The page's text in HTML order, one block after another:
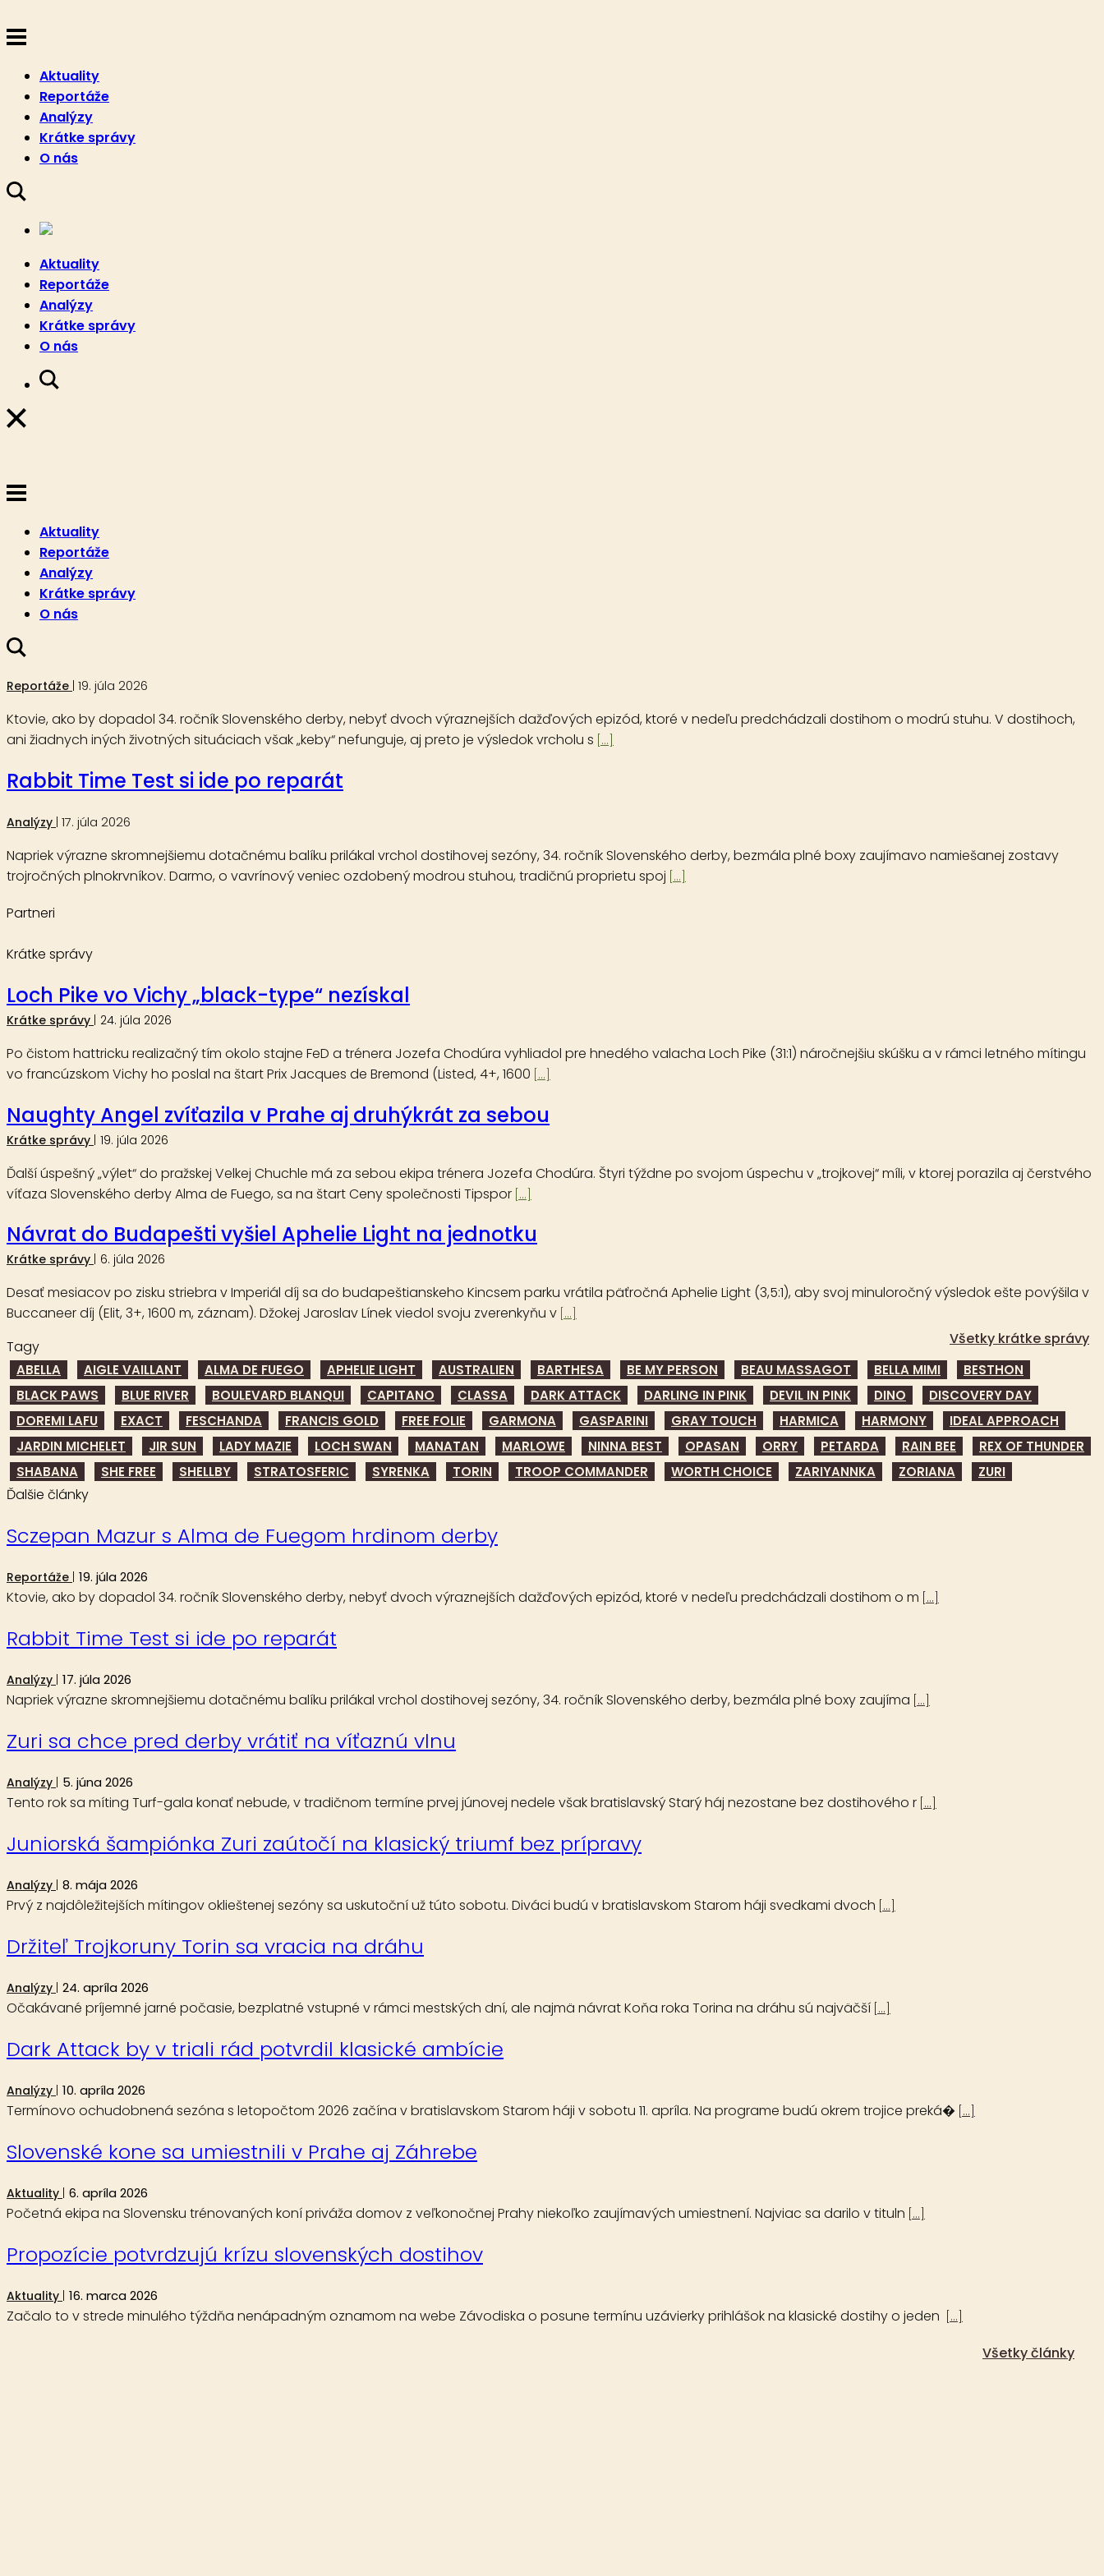
Aktuality
Reportáže
Analýzy
Krátke správy
O nás
Aktuality
Reportáže
Analýzy
Krátke správy
O nás
Aktuality
Reportáže
Analýzy
Krátke správy
O nás
Sczepan Mazur s Alma de Fuegom hrdinom derby
Reportáže 19. júla 2026
Ktovie, ako by dopadol 34. ročník Slovenského derby, nebyť dvoch výraznejších dažďových epizód, ktoré v nedeľu predchádzali dostihom o modrú stuhu. V dostihoch,
ani žiadnych iných životných situáciach však „keby“ nefunguje, aj preto je výsledok vrcholu s [...]
Rabbit Time Test si ide po reparát
Analýzy 17. júla 2026
Napriek výrazne skromnejšiemu dotačnému balíku prilákal vrchol dostihovej sezóny, 34. ročník Slovenského derby, bezmála plné boxy zaujímavo namiešanej zostavy
trojročných plnokrvníkov. Darmo, o vavrínový veniec ozdobený modrou stuhou, tradičnú proprietu spoj [...]
Partneri
Krátke správy
Loch Pike vo Vichy „black-type“ nezískal
Krátke správy 24. júla 2026
Po čistom hattricku realizačný tím okolo stajne FeD a trénera Jozefa Chodúra vyhliadol pre hnedého valacha Loch Pike (31:1) náročnejšiu skúšku a v rámci letného mítingu
vo francúzskom Vichy ho poslal na štart Prix Jacques de Bremond (Listed, 4+, 1600 [...]
Naughty Angel zvíťazila v Prahe aj druhýkrát za sebou
Krátke správy 19. júla 2026
Ďalší úspešný „výlet“ do pražskej Velkej Chuchle má za sebou ekipa trénera Jozefa Chodúra. Štyri týždne po svojom úspechu v „trojkovej“ míli, v ktorej porazila aj čerstvého
víťaza Slovenského derby Alma de Fuego, sa na štart Ceny společnosti Tipspor [...]
Návrat do Budapešti vyšiel Aphelie Light na jednotku
Krátke správy 6. júla 2026
Desať mesiacov po zisku striebra v Imperiál díj sa do budapeštianskeho Kincsem parku vrátila päťročná Aphelie Light (3,5:1), aby svoj minuloročný výsledok ešte povýšila v
Buccaneer díj (Elit, 3+, 1600 m, záznam). Džokej Jaroslav Línek viedol svoju zverenkyňu v [...]
Všetky krátke správy
Tagy
ABELLA AIGLE VAILLANT ALMA DE FUEGO APHELIE LIGHT AUSTRALIEN BARTHESA BE MY PERSON BEAU MASSAGOT BELLA MIMI
BESTHON
BLACK PAWS
BLUE RIVER BOULEVARD BLANQUI CAPITANO CLASSA DARK ATTACK DARLING IN PINK DEVIL IN PINK DINO
DISCOVERY DAY
DOREMI LAFU
EXACT FESCHANDA FRANCIS GOLD FREE FOLIE GARMONA GASPARINI GRAY TOUCH HARMICA HARMONY
IDEAL APPROACH
JARDIN MICHELET
JIR SUN LADY MAZIE LOCH SWAN MANATAN MARLOWE NINNA BEST OPASAN ORRY PETARDA RAIN BEE
REX OF THUNDER
SHABANA
SHE FREE SHELLBY STRATOSFERIC SYRENKA TORIN TROOP COMMANDER WORTH CHOICE ZARIYANNKA ZORIANA ZURI
Ďalšie články
Sczepan Mazur s Alma de Fuegom hrdinom derby
Reportáže 19. júla 2026
Ktovie, ako by dopadol 34. ročník Slovenského derby, nebyť dvoch výraznejších dažďových epizód, ktoré v nedeľu predchádzali dostihom o m [...]
Rabbit Time Test si ide po reparát
Analýzy 17. júla 2026
Napriek výrazne skromnejšiemu dotačnému balíku prilákal vrchol dostihovej sezóny, 34. ročník Slovenského derby, bezmála plné boxy zaujíma [...]
Zuri sa chce pred derby vrátiť na víťaznú vlnu
Analýzy 5. júna 2026
Tento rok sa míting Turf-gala konať nebude, v tradičnom termíne prvej júnovej nedele však bratislavský Starý háj nezostane bez dostihového r [...]
Juniorská šampiónka Zuri zaútočí na klasický triumf bez prípravy
Analýzy 8. mája 2026
Prvý z najdôležitejších mítingov oklieštenej sezóny sa uskutoční už túto sobotu. Diváci budú v bratislavskom Starom háji svedkami dvoch [...]
Držiteľ Trojkoruny Torin sa vracia na dráhu
Analýzy 24. apríla 2026
Očakávané príjemné jarné počasie, bezplatné vstupné v rámci mestských dní, ale najmä návrat Koňa roka Torina na dráhu sú najväčší [...]
Dark Attack by v triali rád potvrdil klasické ambície
Analýzy 10. apríla 2026
Termínovo ochudobnená sezóna s letopočtom 2026 začína v bratislavskom Starom háji v sobotu 11. apríla. Na programe budú okrem trojice preká� [...]
Slovenské kone sa umiestnili v Prahe aj Záhrebe
Aktuality 6. apríla 2026
Početná ekipa na Slovensku trénovaných koní priváža domov z veľkonočnej Prahy niekoľko zaujímavých umiestnení. Najviac sa darilo v tituln [...]
Propozície potvrdzujú krízu slovenských dostihov
Aktuality 16. marca 2026
Začalo to v strede minulého týždňa nenápadným oznamom na webe Závodiska o posune termínu uzávierky prihlášok na klasické dostihy o jeden [...]
Všetky články